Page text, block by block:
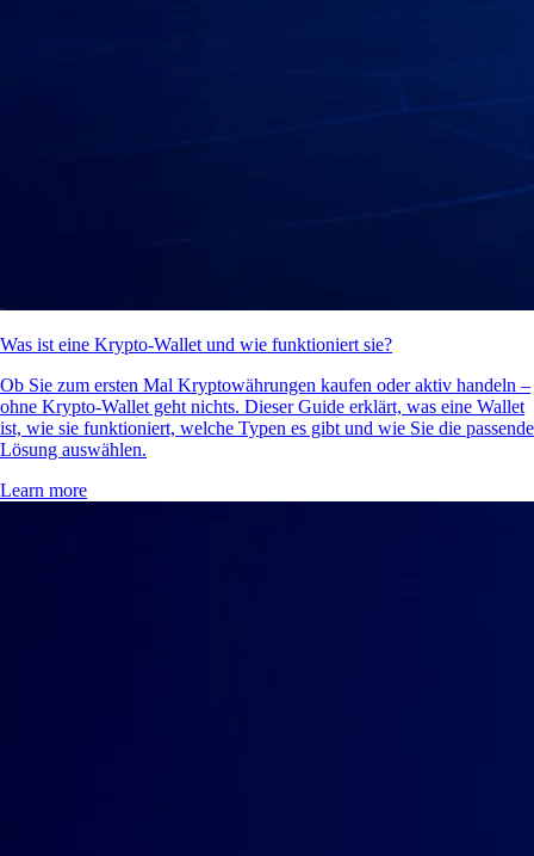
Was ist eine Krypto-Wallet und wie funktioniert sie?
Ob Sie zum ersten Mal Kryptowährungen kaufen oder aktiv handeln –
ohne Krypto-Wallet geht nichts. Dieser Guide erklärt, was eine Wallet
ist, wie sie funktioniert, welche Typen es gibt und wie Sie die passende
Lösung auswählen.
Learn more